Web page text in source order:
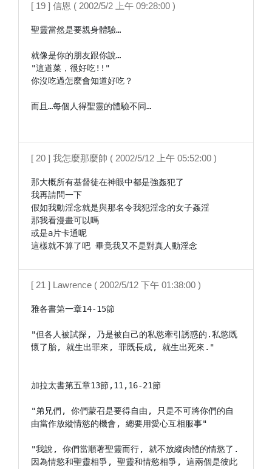
[ 19 ] 信恩 ( 2002/5/2 上午 09:28:00 )
聖靈當然是要親身體驗…
就像是你的朋友跟你說…
"這道菜，很好吃!!"
你沒吃過怎麼會知道好吃？
而且…每個人得聖靈的體驗不同…
[ 20 ] 我怎麼那麼帥 ( 2002/5/12 上午 05:52:00 )
那大概所有基督徒在神眼中都是強姦犯了
我再請問一下
假如我動淫念就是與那名令我犯淫念的女子姦淫
那我看漫畫可以嗎
或是a片卡通呢
這樣就不算了吧 畢竟我又不是對真人動淫念
[ 21 ] Lawrence ( 2002/5/12 下午 01:38:00 )
雅各書第一章14-15節
"但各人被試探, 乃是被自己的私慾牽引誘惑的.私慾既
懷了胎, 就生出罪來, 罪既長成, 就生出死來."
加拉太書第五章13節,11,16-21節
"弟兄們, 你們蒙召是要得自由, 只是不可將你們的自
由當作放縱情慾的機會, 總要用愛心互相服事"
"我說, 你們當順著聖靈而行, 就不放縱肉體的情慾了.
因為情慾和聖靈相爭, 聖靈和情慾相爭, 這兩個是彼此